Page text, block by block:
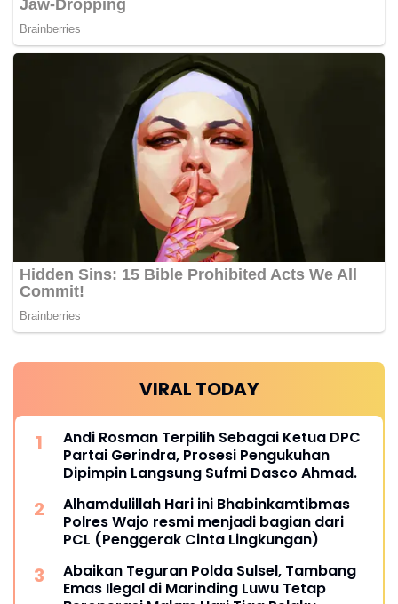
VIRAL TODAY
Andi Rosman Terpilih Sebagai Ketua DPC
Partai Gerindra, Prosesi Pengukuhan
Dipimpin Langsung Sufmi Dasco Ahmad.
Alhamdulillah Hari ini Bhabinkamtibmas
Polres Wajo resmi menjadi bagian dari
PCL (Penggerak Cinta Lingkungan)
Abaikan Teguran Polda Sulsel, Tambang
Emas Ilegal di Marinding Luwu Tetap